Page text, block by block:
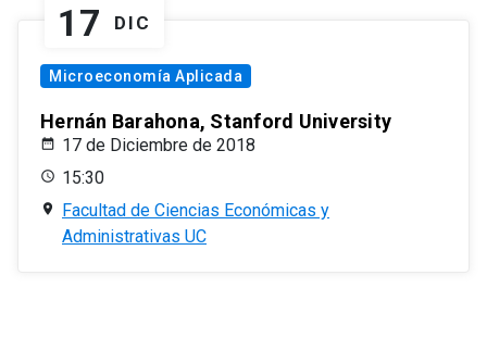
17 DIC
Microeconomía Aplicada
Hernán Barahona, Stanford University
17 de Diciembre de 2018
15:30
Facultad de Ciencias Económicas y
Administrativas UC